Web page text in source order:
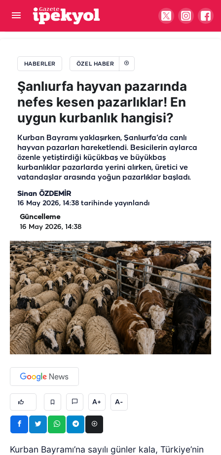
HABERLER ÖZEL HABER
Şanlıurfa hayvan pazarında
nefes kesen pazarlıklar! En
uygun kurbanlık hangisi?
Kurban Bayramı yaklaşırken, Şanlıurfa’da canlı
hayvan pazarları hareketlendi. Besicilerin aylarca
özenle yetiştirdiği küçükbaş ve büyükbaş
kurbanlıklar pazarlarda yerini alırken, üretici ve
vatandaşlar arasında yoğun pazarlıklar başladı.
Sinan ÖZDEMİR
16 May 2026, 14:38 tarihinde yayınlandı
Güncelleme
16 May 2026, 14:38
A+ A-
Kurban Bayramı’na sayılı günler kala, Türkiye’nin
Şanlıurfa’da eğitim kurumu büyüyor! İkinci